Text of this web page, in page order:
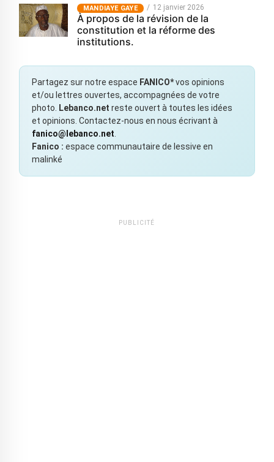
MANDIAYE GAYE 12 janvier 2026
À propos de la révision de la
constitution et la réforme des
institutions.
Partagez sur notre espace FANICO*vos opinions
et/ou lettres ouvertes, accompagnées de votre
photo. Lebanco.net reste ouvert à toutes les idées
et opinions. Contactez-nous en nous écrivant à
fanico@lebanco.net.
Fanico : espace communautaire de lessive en
malinké
PUBLICITÉ